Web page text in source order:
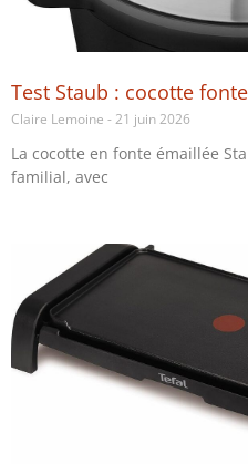
Test Staub : cocotte
Claire Lemoine 21 juin 2026
La cocotte en fonte émaillée
familial, avec